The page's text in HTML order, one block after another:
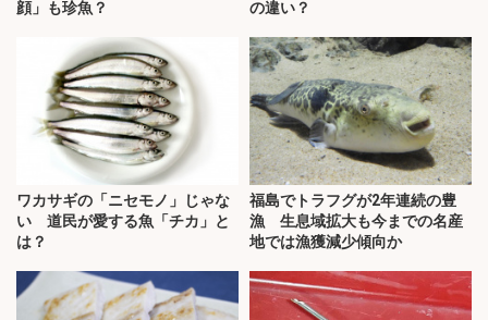
顔」も珍魚？
の違い？
ワカサギの「ニセモノ」じゃな
い 道民が愛する魚「チカ」と
は？
福島でトラフグが2年連続の豊
漁 生息域拡大も今までの名産
地では漁獲減少傾向か